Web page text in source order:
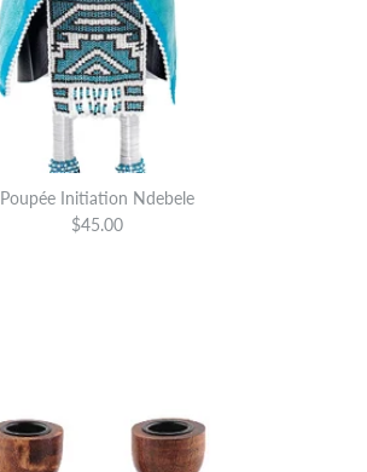
Poupée Initiation Ndebele
$45.00